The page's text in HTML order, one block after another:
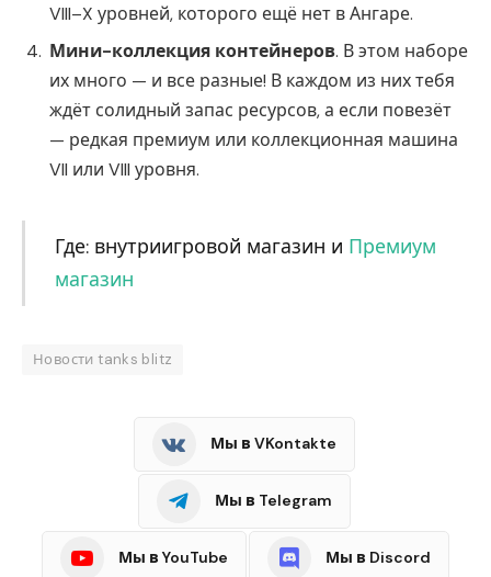
VIII–X уровней, которого ещё нет в Ангаре.
Мини-коллекция контейнеров. В этом наборе
их много — и все разные! В каждом из них тебя
ждёт солидный запас ресурсов, а если повезёт
— редкая премиум или коллекционная машина
VII или VIII уровня.
Где: внутриигровой магазин и Премиум
магазин
Новости tanks blitz
Мы в VKontakte
Мы в Telegram
Мы в YouTube Мы в Discord